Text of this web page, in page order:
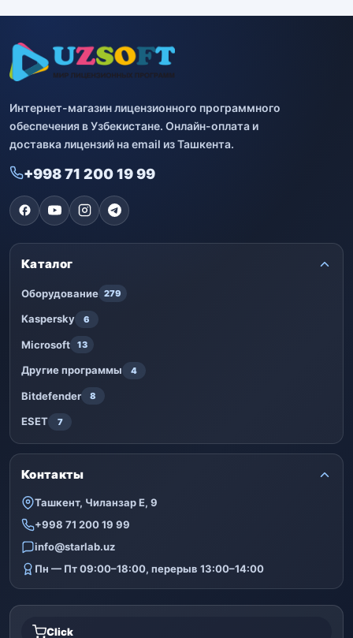
Интернет-магазин лицензионного программного
обеспечения в Узбекистане. Онлайн-оплата и
доставка лицензий на email из Ташкента.
+998 71 200 19 99
Каталог
Оборудование 279
Kaspersky 6
Microsoft 13
Другие программы 4
Bitdefender 8
ESET 7
Контакты
Ташкент, Чиланзар Е, 9
+998 71 200 19 99
info@starlab.uz
Пн — Пт 09:00–18:00, перерыв 13:00–14:00
Click